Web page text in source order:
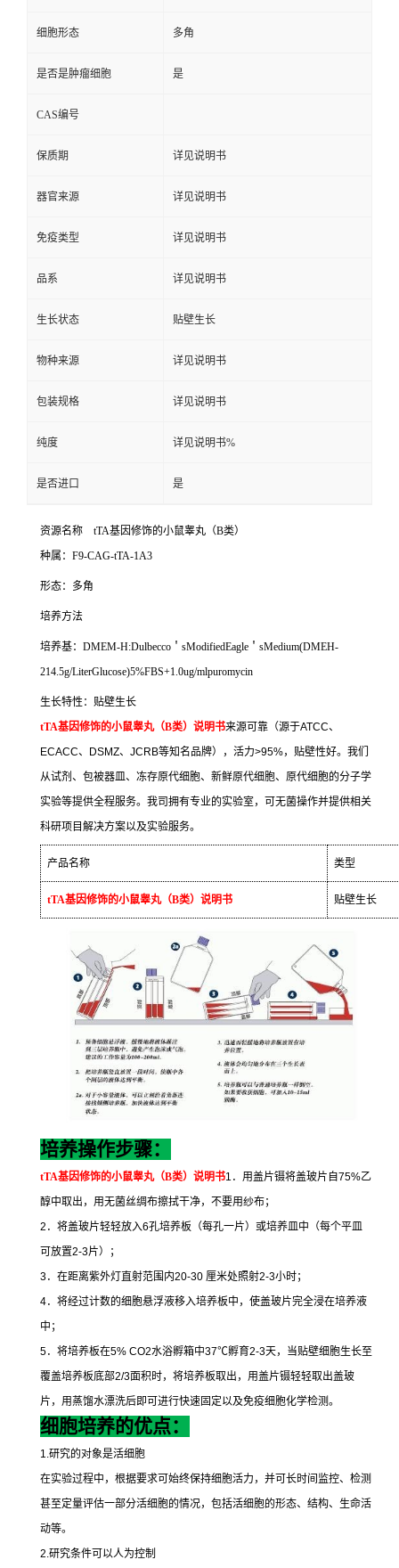
细胞形态 多角
是否是肿瘤细胞 是
CAS编号
保质期 详见说明书
器官来源 详见说明书
免疫类型 详见说明书
品系 详见说明书
生长状态 贴壁生长
物种来源 详见说明书
包装规格 详见说明书
纯度 详见说明书%
是否进口 是
资源名称 tTA基因修饰的小鼠睾丸（B类）
种属： F9-CAG-tTA-1A3
形态：多角
培养方法
培养基： DMEM-H:Dulbecco ＇ sModifiedEagle ＇ sMedium(DMEH-
214.5g/LiterGlucose)5%FBS+1.0ug/mlpuromycin
生长特性：贴壁生长
tTA基因修饰的小鼠睾丸（B类）说明书来源可靠（源于ATCC、
ECACC、 DSMZ、 JCRB等知名品牌），活力>95%，贴壁性好。我们
从试剂、包被器皿、冻存原代细胞、新鲜原代细胞、原代细胞的分子学
实验等提供全程服务。我司拥有专业的实验室，可无菌操作并提供相关
科研项目解决方案以及实验服务。
产品名称 类型
tTA基因修饰的小鼠睾丸（B类）说明书 贴壁生长
培养操作步骤：
tTA基因修饰的小鼠睾丸（B类）说明书1 ．用盖片镊将盖玻片自75%乙
醇中取出，用无菌丝绸布擦拭干净，不要用纱布；
2 ．将盖玻片轻轻放入6孔培养板（每孔一片）或培养皿中（每个平皿
可放置2-3片）；
3．在距离紫外灯直射范围内20-30 厘米处照射2-3小时；
4．将经过计数的细胞悬浮液移入培养板中，使盖玻片完全浸在培养液
中；
5．将培养板在5% CO2水浴孵箱中37℃孵育2-3天，当贴壁细胞生长至
覆盖培养板底部2/3面积时，将培养板取出，用盖片镊轻轻取出盖玻
片，用蒸馏水漂洗后即可进行快速固定以及免疫细胞化学检测。
细胞培养的优点：
1.研究的对象是活细胞
在实验过程中，根据要求可始终保持细胞活力，并可长时间监控、检测
甚至定量评估一部分活细胞的情况，包括活细胞的形态、结构、生命活
动等。
2.研究条件可以人为控制